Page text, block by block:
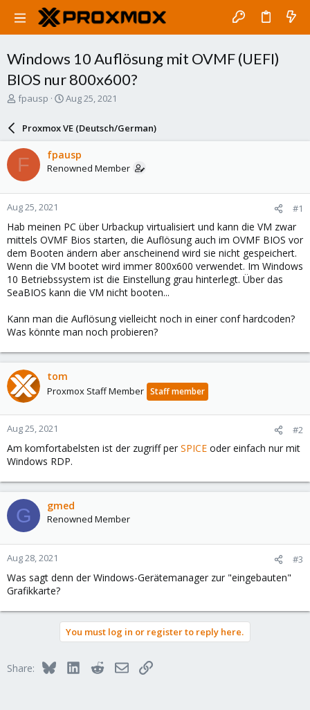
Windows 10 Auflösung mit OVMF (UEFI)
BIOS nur 800x600?
T
a
d
s
t
a
r
t
e
r
fpausp
S
a
r
d
a
e
Aug 25, 2021
Proxmox VE (Deutsch/German)
F fpausp
Renowned Member
Aug 25, 2021 #1
Hab meinen PC über Urbackup virtualisiert und kann die VM zwar
mittels OVMF Bios starten, die Auflösung auch im OVMF BIOS vor
dem Booten ändern aber anscheinend wird sie nicht gespeichert.
Wenn die VM bootet wird immer 800x600 verwendet. Im Windows
10 Betriebssystem ist die Einstellung grau hinterlegt. Über das
SeaBIOS kann die VM nicht booten...
Kann man die Auflösung vielleicht noch in einer conf hardcoden?
Was könnte man noch probieren?
tom
Proxmox Staff Member Staff member
Aug 25, 2021 #2
Am komfortabelsten ist der zugriff per SPICE oder einfach nur mit
Windows RDP.
G gmed
Renowned Member
Aug 28, 2021 #3
Was sagt denn der Windows-Gerätemanager zur "eingebauten"
Grafikkarte?
You must log in or register to reply here.
Share: BlueskyLinkedInRedditEmailLink